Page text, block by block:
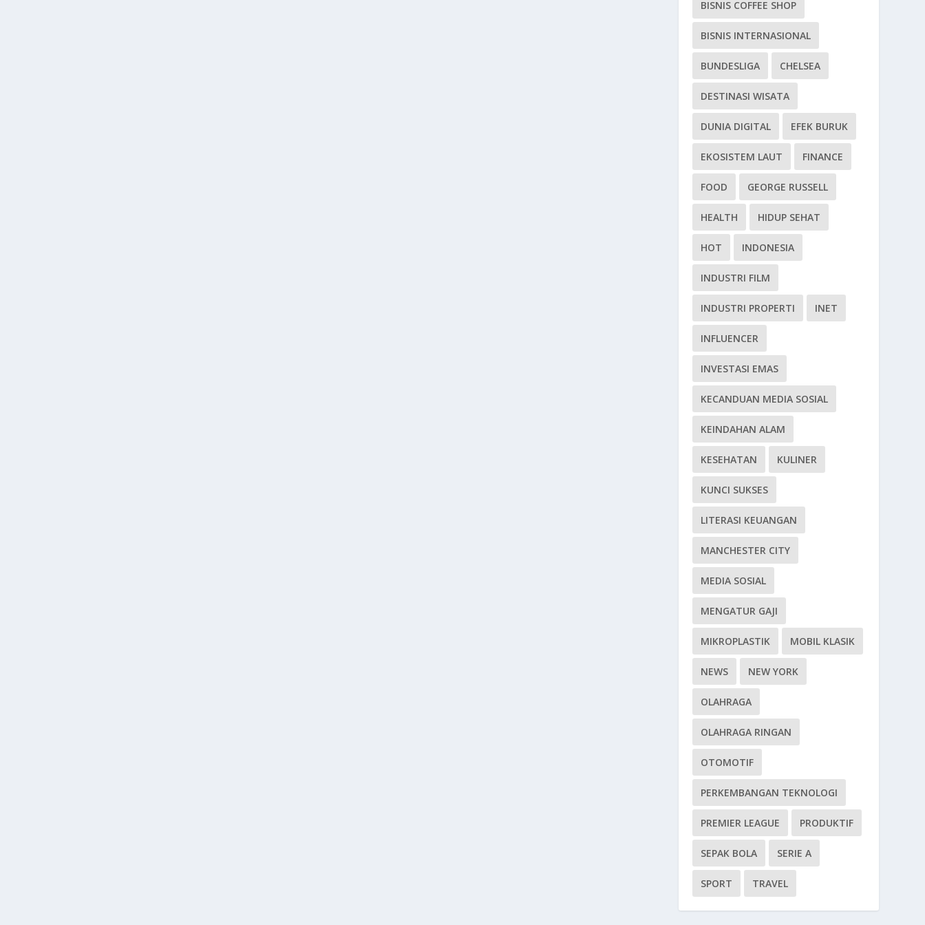
BISNIS COFFEE SHOP
BISNIS INTERNASIONAL
BUNDESLIGA CHELSEA
DESTINASI WISATA
DUNIA DIGITAL EFEK BURUK
EKOSISTEM LAUT FINANCE
FOOD GEORGE RUSSELL
HEALTH HIDUP SEHAT
HOT INDONESIA
INDUSTRI FILM
INDUSTRI PROPERTI INET
INFLUENCER
INVESTASI EMAS
KECANDUAN MEDIA SOSIAL
KEINDAHAN ALAM
KESEHATAN KULINER
KUNCI SUKSES
LITERASI KEUANGAN
MANCHESTER CITY
MEDIA SOSIAL
MENGATUR GAJI
MIKROPLASTIK MOBIL KLASIK
NEWS NEW YORK
OLAHRAGA
OLAHRAGA RINGAN
OTOMOTIF
PERKEMBANGAN TEKNOLOGI
PREMIER LEAGUE PRODUKTIF
SEPAK BOLA SERIE A
SPORT TRAVEL